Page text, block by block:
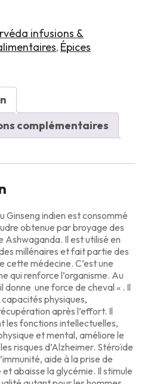
infusions &
, Épices
complémentaires
Ginseng indien est consommé
obtenue par broyage des
Ashwaganda. Il est utilisé en
millénaires et fait partie des
cette médecine. C’est une
qui renforce l’organisme. Au
donne une force de cheval « . Il
physiques,
après l’effort. Il
les fonctions intellectuelles,
et mental, améliore le
risques d’Alzheimer. Stéroïde
aide à la prise de
abaisse la glycémie. Il stimule